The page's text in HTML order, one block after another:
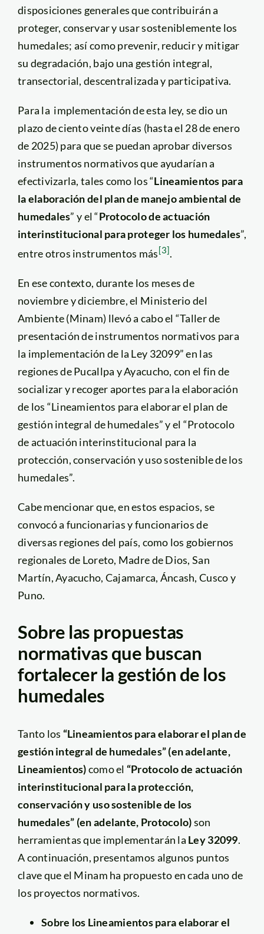
disposiciones generales que contribuirán a
proteger, conservar y usar sosteniblemente los
humedales; así como prevenir, reducir y mitigar
su degradación, bajo una gestión integral,
transectorial, descentralizada y participativa.
Para la implementación de esta ley, se dio un
plazo de ciento veinte días (hasta el 28 de enero
de 2025) para que se puedan aprobar diversos
instrumentos normativos que ayudarían a
efectivizarla, tales como los “Lineamientos para
la elaboración del plan de manejo ambiental de
humedales” y el “Protocolo de actuación
interinstitucional para proteger los humedales”,
entre otros instrumentos más[3].
En ese contexto, durante los meses de
noviembre y diciembre, el Ministerio del
Ambiente (Minam) llevó a cabo el “Taller de
presentación de instrumentos normativos para
la implementación de la Ley 32099” en las
regiones de Pucallpa y Ayacucho, con el fin de
socializar y recoger aportes para la elaboración
de los “Lineamientos para elaborar el plan de
gestión integral de humedales” y el “Protocolo
de actuación interinstitucional para la
protección, conservación y uso sostenible de los
humedales”.
Cabe mencionar que, en estos espacios, se
convocó a funcionarias y funcionarios de
diversas regiones del país, como los gobiernos
regionales de Loreto, Madre de Dios, San
Martín, Ayacucho, Cajamarca, Áncash, Cusco y
Puno.
Sobre las propuestas
normativas que buscan
fortalecer la gestión de los
humedales
Tanto los “Lineamientos para elaborar el plan de
gestión integral de humedales”(en adelante,
Lineamientos)como el “Protocolo de actuación
interinstitucional para la protección,
conservación y uso sostenible de los
humedales” (en adelante, Protocolo)son
herramientas que implementarán la Ley 32099.
A continuación, presentamos algunos puntos
clave que el Minam ha propuesto en cada uno de
los proyectos normativos.
Sobre los Lineamientos para elaborar el